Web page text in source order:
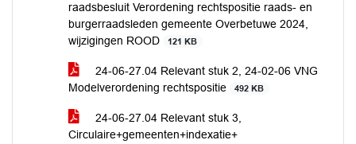
raadsbesluit Verordening rechtspositie raads- en
burgerraadsleden gemeente Overbetuwe 2024,
wijzigingen ROOD
121 KB
24-06-27.04 Relevant stuk 2, 24-02-06 VNG
Modelverordening rechtspositie
492 KB
24-06-27.04 Relevant stuk 3,
Circulaire+gemeenten+indexatie+